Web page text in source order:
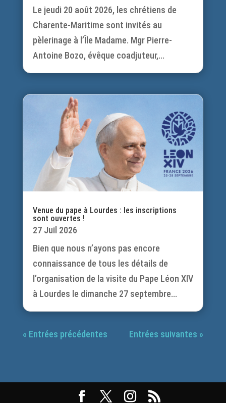
Le jeudi 20 août 2026, les chrétiens de
Charente-Maritime sont invités au
pèlerinage à l’Île Madame. Mgr Pierre-
Antoine Bozo, évêque coadjuteur,...
Venue du pape à Lourdes : les inscriptions
sont ouvertes !
27 Juil 2026
Bien que nous n’ayons pas encore
connaissance de tous les détails de
l’organisation de la visite du Pape Léon XIV
à Lourdes le dimanche 27 septembre...
« Entrées précédentes Entrées suivantes »